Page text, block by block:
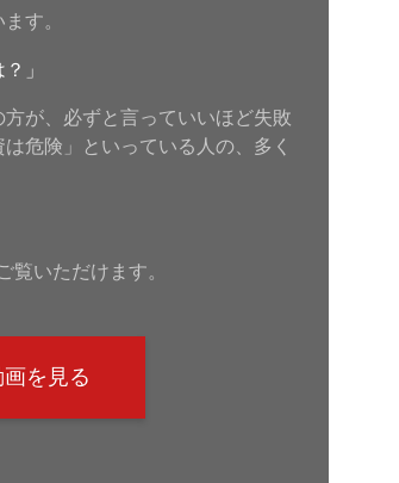
す。
」
が、必ずと言っていいほど失敗
危険」といっている人の、多く
いただけます。
を見る